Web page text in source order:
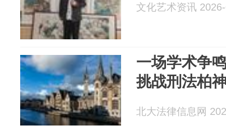
文化艺术资讯
一场学术争
挑战刑法柏
北大法律信息网